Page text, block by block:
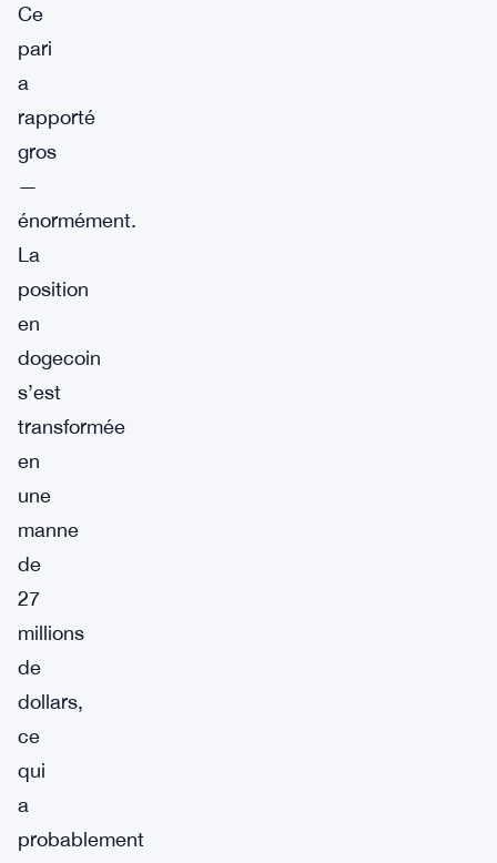
Ce
pari
a
rapporté
gros
—
énormément.
La
position
en
dogecoin
s’est
transformée
en
une
manne
de
27
millions
de
dollars,
ce
qui
a
probablement